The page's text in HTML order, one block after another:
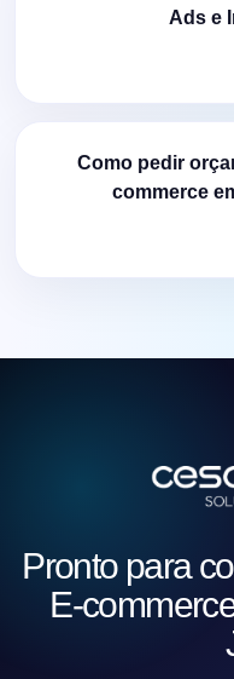
Ads e
Como pedir
commerce
Pronto para
E-